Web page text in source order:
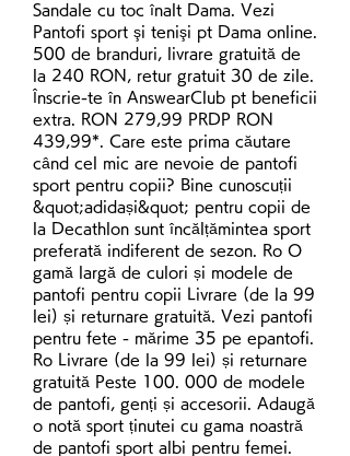
Sandale cu toc înalt Dama. Vezi
Pantofi sport şi tenişi pt Dama online.
500 de branduri, livrare gratuită de
la 240 RON, retur gratuit 30 de zile.
Înscrie-te în AnswearClub pt beneficii
extra. RON 279,99 PRDP RON
439,99*. Care este prima căutare
când cel mic are nevoie de pantofi
sport pentru copii? Bine cunoscuții
&quot;adidași&quot; pentru copii de
la Decathlon sunt încălțămintea sport
preferată indiferent de sezon. Ro O
gamă largă de culori și modele de
pantofi pentru copii Livrare (de la 99
lei) și returnare gratuită. Vezi pantofi
pentru fete - mărime 35 pe epantofi.
Ro Livrare (de la 99 lei) și returnare
gratuită Peste 100. 000 de modele
de pantofi, genți și accesorii. Adaugă
o notă sport ținutei cu gama noastră
de pantofi sport albi pentru femei.